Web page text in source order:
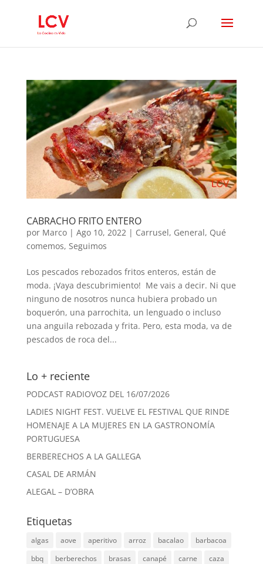
CABRACHO FRITO ENTERO
por Marco| Ago 10, 2022 | Carrusel, General, Qué
comemos, Seguimos
Los pescados rebozados fritos enteros, están de
moda. ¡Vaya descubrimiento! Me vais a decir. Ni que
ninguno de nosotros nunca hubiera probado un
boquerón, una parrochita, un lenguado o incluso
una anguila rebozada y frita. Pero, esta moda, va de
pescados de roca del...
Lo + reciente
PODCAST RADIOVOZ DEL 16/07/2026
LADIES NIGHT FEST. VUELVE EL FESTIVAL QUE RINDE
HOMENAJE A LA MUJERES EN LA GASTRONOMÍA
PORTUGUESA
BERBERECHOS A LA GALLEGA
CASAL DE ARMÁN
ALEGAL – D’OBRA
Etiquetas
algas aove aperitivo arroz bacalao
barbacoa
bbq
berberechos brasas canapé carne
caza